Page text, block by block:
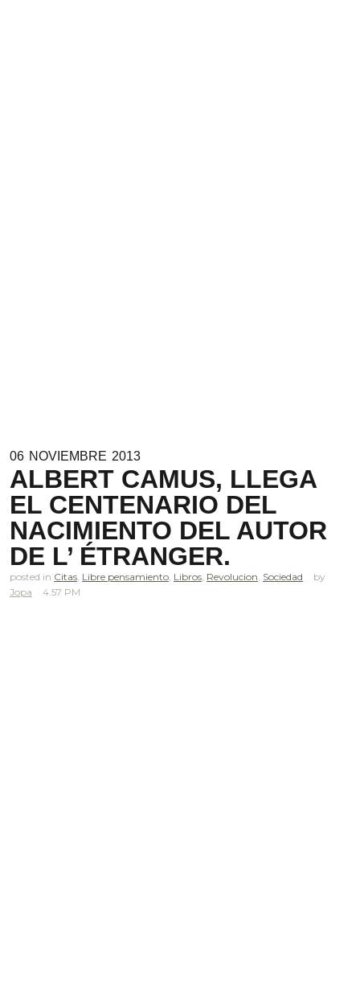
06 NOVIEMBRE 2013
ALBERT CAMUS, LLEGA
EL CENTENARIO DEL
NACIMIENTO DEL AUTOR
DE L’ ÉTRANGER.
posted in Citas Libre pensamiento Libros Revolucion Sociedad
Jopa
4.57 PM